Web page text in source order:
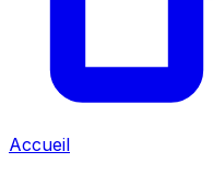
Accueil